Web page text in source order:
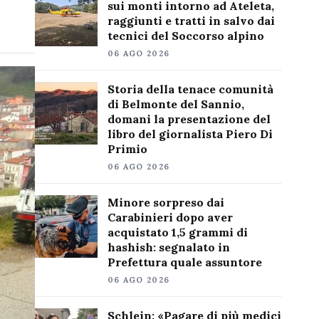
sui monti intorno ad Ateleta,
raggiunti e tratti in salvo dai
tecnici del Soccorso alpino
06 AGO 2026
Storia della tenace comunità
di Belmonte del Sannio,
domani la presentazione del
libro del giornalista Piero Di
Primio
06 AGO 2026
Minore sorpreso dai
Carabinieri dopo aver
acquistato 1,5 grammi di
hashish: segnalato in
Prefettura quale assuntore
06 AGO 2026
Schlein: «Pagare di più medici